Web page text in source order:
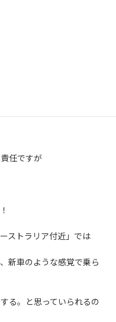
任ですが
ストラリア付近」では
新車のような感覚で乗ら
る。と思っていられるの